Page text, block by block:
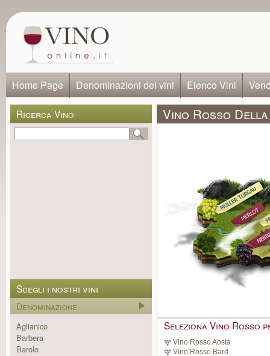
Home Page Denominazioni dei vini Elenco Vini
Ricerca Vino
Scegli i nostri vini
Denominazione
Aglianico
Barbera
Barolo
Vino Rosso
Seleziona Vino Rosso
Vino Rosso Aosta
Vino Rosso Bard